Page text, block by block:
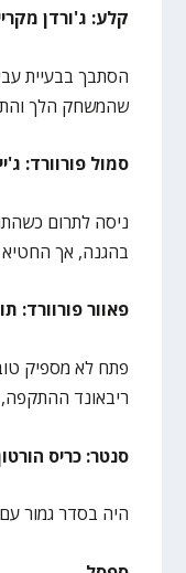
קלע: ג'ורדן
הסתבך בבעיית
שהמשחק הלך
סמול פורוורד:
ניסה לתרום
בהגנה, אך החטיא
פאוור פורוורד:
פתח לא מספיק
ריבאונד
סנטר: כריס
היה בסדר גמור